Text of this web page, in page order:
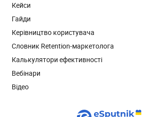
Кейси
Гайди
Керівництво користувача
Словник Retention-маркетолога
Калькулятори ефективності
Вебінари
Відео